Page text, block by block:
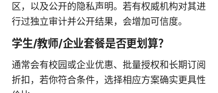
区，以及公开的隐私声明。若有权威机构对其进
行过独立审计并公开结果，会增加可信度。
学生/教师/企业套餐是否更划算？
通常会有校园或企业优惠、批量授权和长期订阅
折扣，若你符合条件，选择相应方案确实更具性